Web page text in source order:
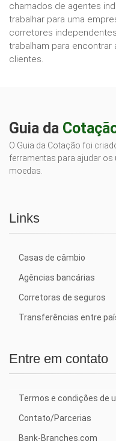
chamados de agentes
trabalhar para uma
corretores
trabalham para
clientes.
Guia da
O Guia da Cotação foi
ferramentas para ajudar
moedas.
Links
Casas de câmbio
Agências bancárias
Corretoras de seguros
Transferências entre
Entre em contato
Termos e condições de
Contato/Parcerias
Bank-Branches.com